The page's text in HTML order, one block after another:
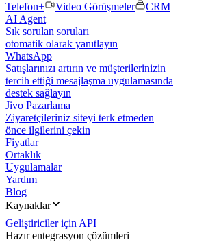
Telefon+
Video Görüşmeler
CRM
AI Agent
Sık sorulan soruları
otomatik olarak yanıtlayın
WhatsApp
Satışlarınızı artırın ve müşterilerinizin
tercih ettiği mesajlaşma uygulamasında
destek sağlayın
Jivo Pazarlama
Ziyaretçileriniz siteyi terk etmeden
önce ilgilerini çekin
Fiyatlar
Ortaklık
Uygulamalar
Yardım
Blog
Kaynaklar
Geliştiriciler için API
Hazır entegrasyon çözümleri